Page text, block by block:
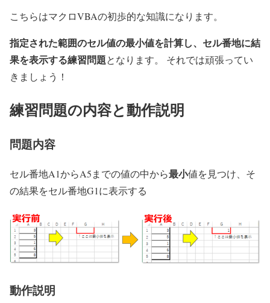
こちらはマクロVBAの初歩的な知識になります。
指定された範囲のセル値の最小値を計算し、セル番地に結
果を表示する練習問題となります。 それでは頑張ってい
きましょう！
練習問題の内容と動作説明
問題内容
セル番地A1からA5までの値の中から最小値を見つけ、そ
の結果をセル番地G1に表示する
動作説明